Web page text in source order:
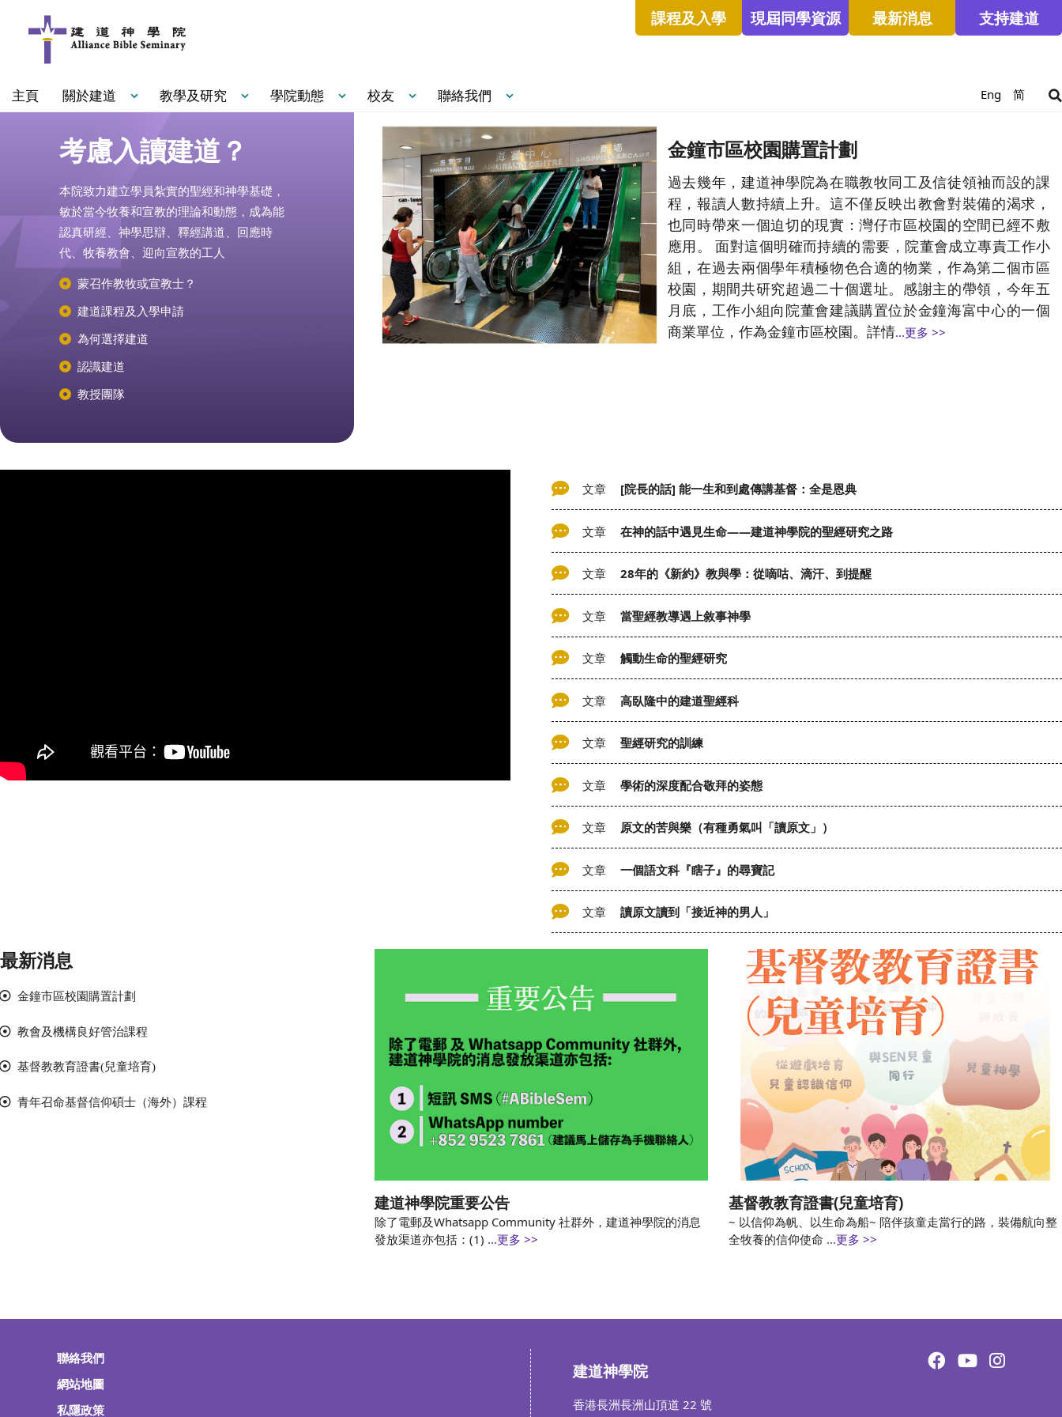
課程及入學 現屆同學資源 最新消息 支持建道
主頁 關於建道 教學及研究 學院動態 校友 聯絡我們 Eng 简
考慮入讀建道？
本院致力建立學員紮實的聖經和神學基礎，
敏於當今牧養和宣教的理論和動態，成為能
認真研經、神學思辯、釋經講道、回應時
代、牧養教會、迎向宣教的工人
蒙召作教牧或宣教士？
建道課程及入學申請
為何選擇建道
認識建道
教授團隊
金鐘市區校園購置計劃
過去幾年，建道神學院為在職教牧同工及信徒領袖而設的課
程，報讀人數持續上升。這不僅反映出教會對裝備的渴求，
也同時帶來一個迫切的現實：灣仔市區校園的空間已經不敷
應用。 面對這個明確而持續的需要，院董會成立專責工作小
組，在過去兩個學年積極物色合適的物業，作為第二個市區
校園，期間共研究超過二十個選址。感謝主的帶領，今年五
月底，工作小組向院董會建議購置位於金鐘海富中心的一個
商業單位，作為金鐘市區校園。詳情...更多 >>
文章 [院長的話] 能一生和到處傳講基督：全是恩典
文章 在神的話中遇見生命——建道神學院的聖經研究之路
文章 28年的《新約》教與學：從嘀咕、滴汗、到提醒
文章 當聖經教導遇上敘事神學
文章 觸動生命的聖經研究
文章 高臥隆中的建道聖經科
文章 聖經研究的訓練
文章 學術的深度配合敬拜的姿態
文章 原文的苦與樂（有種勇氣叫「讀原文」）
文章 一個語文科『瞎子』的尋寶記
文章 讀原文讀到「接近神的男人」
最新消息
金鐘市區校園購置計劃
教會及機構良好管治課程
基督教教育證書(兒童培育)
青年召命基督信仰碩士（海外）課程
建道神學院重要公告
除了電郵及Whatsapp Community 社群外，建道神學院的消息
發放渠道亦包括：(1) ...更多 >>
基督教教育證書(兒童培育)
~ 以信仰為帆、以生命為船~ 陪伴孩童走當行的路，裝備航向整
全牧養的信仰使命 ...更多 >>
聯絡我們
網站地圖
私隱政策
建道神學院
香港長洲長洲山頂道 22 號